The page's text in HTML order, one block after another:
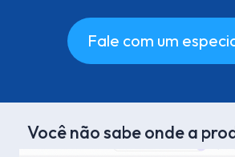
Fale com um
Você não sabe onde a